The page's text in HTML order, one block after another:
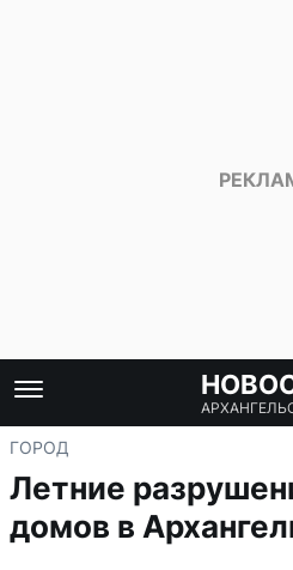
ГОРОД
Летние
домов в